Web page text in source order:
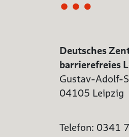
Deutsches
barrierefreies
Gustav-Adolf-
04105 Leipzig
Telefon: 0341